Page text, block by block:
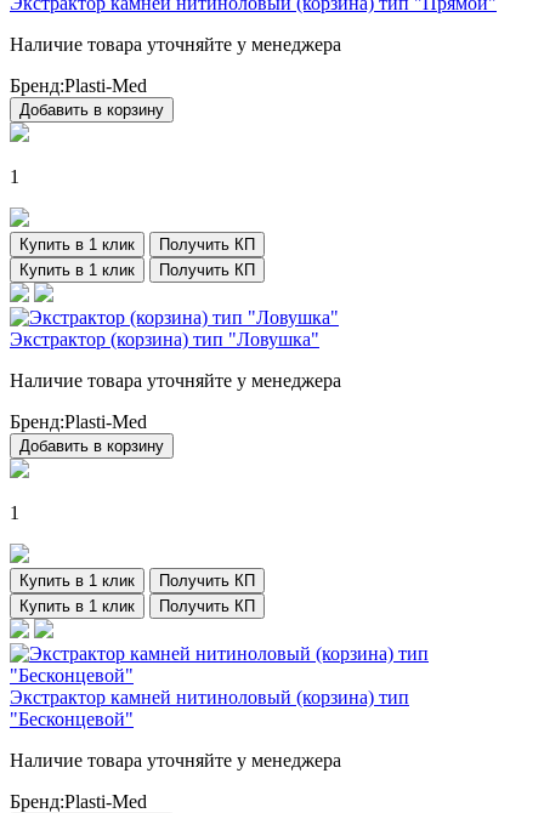
Наличие товара уточняйте у менеджера
Бренд:Plasti-Med
Добавить в корзину
1
Купить в 1 клик
Получить КП
Купить в 1 клик
Получить КП
Экстрактор (корзина) тип "Ловушка"
Наличие товара уточняйте у менеджера
Бренд:Plasti-Med
Добавить в корзину
1
Купить в 1 клик
Получить КП
Купить в 1 клик
Получить КП
Экстрактор камней нитиноловый (корзина) тип
"Бесконцевой"
Наличие товара уточняйте у менеджера
Бренд:Plasti-Med